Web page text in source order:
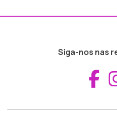
Siga-nos nas